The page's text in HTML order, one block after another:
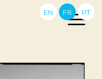
EN FR PT